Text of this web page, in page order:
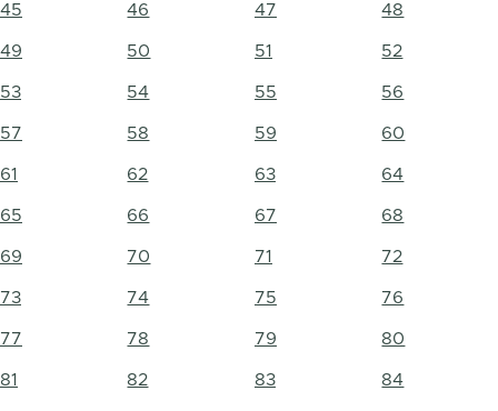
45 46 47 48
49 50 51 52
53 54 55 56
57 58 59 60
61 62 63 64
65 66 67 68
69 70 71 72
73 74 75 76
77 78 79 80
81 82 83 84